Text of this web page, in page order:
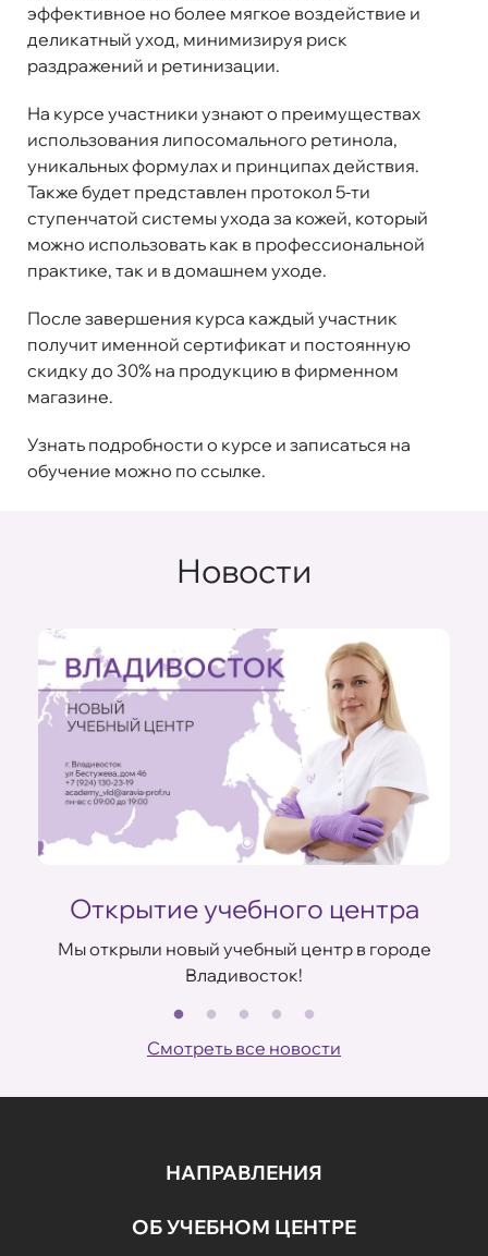
эффективное но более мягкое воздействие и
деликатный уход, минимизируя риск
раздражений и ретинизации.
На курсе участники узнают о преимуществах
использования липосомального ретинола,
уникальных формулах и принципах действия.
Также будет представлен протокол 5-ти
ступенчатой системы ухода за кожей, который
можно использовать как в профессиональной
практике, так и в домашнем уходе.
После завершения курса каждый участник
получит именной сертификат и постоянную
скидку до 30% на продукцию в фирменном
магазине.
Узнать подробности о курсе и записаться на
обучение можно по ссылке.
Новости
Открытие учебного центра
Мы открыли новый учебный центр в городе
Владивосток!
Смотреть все новости
НАПРАВЛЕНИЯ
ОБ УЧЕБНОМ ЦЕНТРЕ